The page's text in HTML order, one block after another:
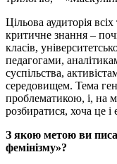
Цільова аудиторія
критичне знання –
класів,
педагогами,
суспільства,
середовищем. Тема
проблематикою, і, на
розбиратися, хоча це
З якою метою ви
фемінізму»?